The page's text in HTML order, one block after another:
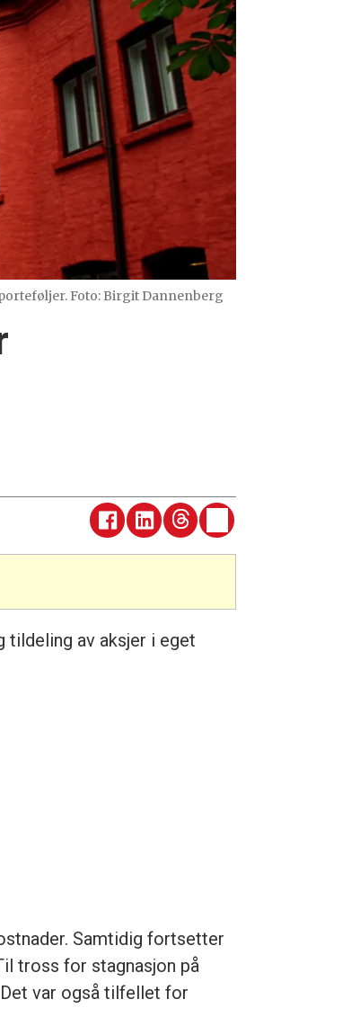
Foto: Birgit Dannenberg
tildeling av aksjer i eget
Samtidig fortsetter
tross for stagnasjon på
var også tilfellet for